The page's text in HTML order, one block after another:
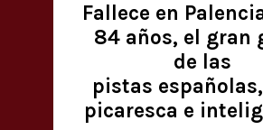
Fallece en
84 años, el gran
de las
pistas
picaresca e